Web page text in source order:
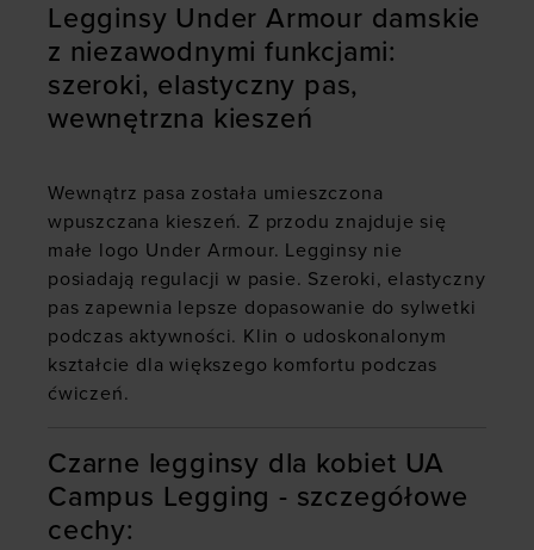
Legginsy Under Armour damskie
z niezawodnymi funkcjami:
szeroki, elastyczny pas,
wewnętrzna kieszeń
Wewnątrz pasa została umieszczona
wpuszczana kieszeń. Z przodu znajduje się
małe logo Under Armour. Legginsy nie
posiadają regulacji w pasie. Szeroki, elastyczny
pas zapewnia lepsze dopasowanie do sylwetki
podczas aktywności. Klin o udoskonalonym
kształcie dla większego komfortu podczas
ćwiczeń.
Czarne legginsy dla kobiet UA
Campus Legging - szczegółowe
cechy: